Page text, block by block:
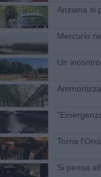
Anziana si
Mercurio
Un
Torna
Si pensa